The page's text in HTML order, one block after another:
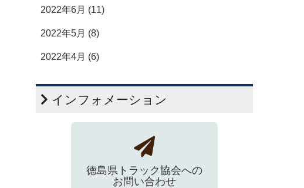
2022年6月 (11)
2022年5月 (8)
2022年4月 (6)
インフォメーション
徳島県トラック協会への
お問い合わせ